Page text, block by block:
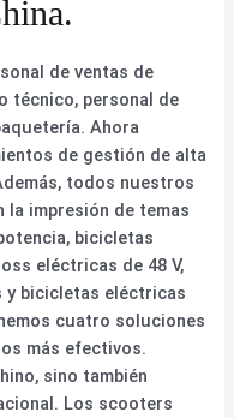
de ventas de
técnico, personal de
Ahora
de gestión de alta
todos nuestros
la impresión de temas
bicicletas
eléctricas de 48 V,
y bicicletas eléctricas
cuatro soluciones
más efectivos.
sino también
Los scooters